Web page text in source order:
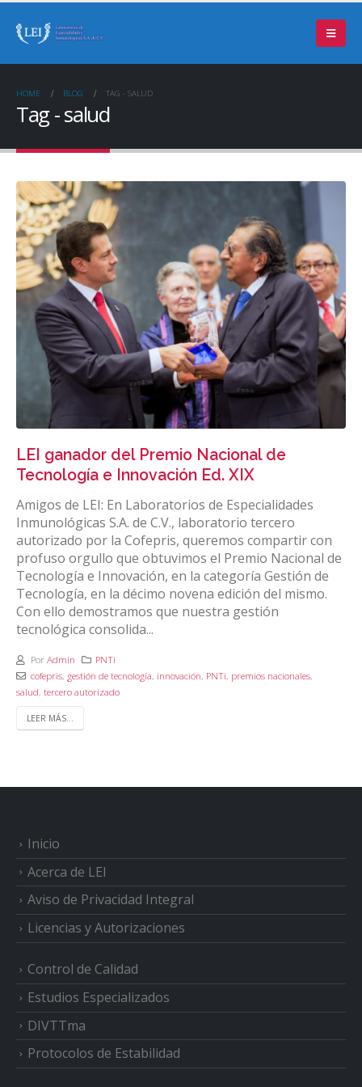
HOME BLOG TAG - SALUD
Tag - salud
LEI ganador del Premio Nacional de
Tecnología e Innovación Ed. XIX
Amigos de LEI: En Laboratorios de Especialidades
Inmunológicas S.A. de C.V., laboratorio tercero
autorizado por la Cofepris, queremos compartir con
profuso orgullo que obtuvimos el Premio Nacional de
Tecnología e Innovación, en la categoría Gestión de
Tecnología, en la décimo novena edición del mismo.
Con ello demostramos que nuestra gestión
tecnológica consolida...
PorAdmin
PNTi
cofepris, gestión de tecnología, innovación, PNTi, premios nacionales,
salud, tercero autorizado
LEER MÁS...
Inicio
Acerca de LEI
Aviso de Privacidad Integral
Licencias y Autorizaciones
Control de Calidad
Estudios Especializados
DIVTTma
Protocolos de Estabilidad